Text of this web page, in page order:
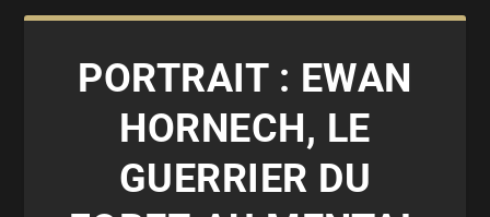
PORTRAIT : EWAN
HORNECH, LE
GUERRIER DU